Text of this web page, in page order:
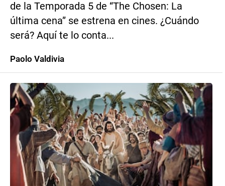
de la Temporada 5 de “The Chosen: La
última cena” se estrena en cines. ¿Cuándo
será? Aquí te lo conta...
Paolo Valdivia